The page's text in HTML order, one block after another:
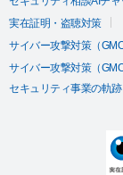
実在証明・盗聴対策
サイバー攻撃対策（
サイバー攻撃対策（GMO
セキュリティ事業の軌跡